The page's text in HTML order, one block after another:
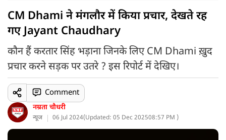
CM Dhami ने मंगलौर में किया प्रचार, देखते रह
गए Jayant Chaudhary
कौन हैं करतार सिंह भड़ाना जिनके लिए CM Dhami ख़ुद
प्रचार करने सड़क पर उतरे ? इस रिपोर्ट में देखिए।
नम्रता चौधरी
न्यूज 06 Jul 2024(Updated: 05 Dec 202508:57 PM )
Comment